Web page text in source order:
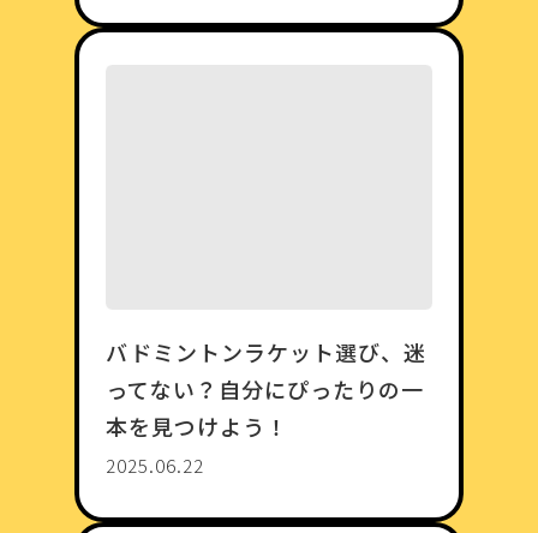
バドミントンラケット選び、迷
ってない？自分にぴったりの一
本を見つけよう！
2025.06.22